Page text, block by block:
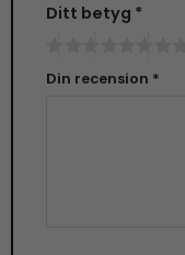
Ditt betyg *
Din recension *